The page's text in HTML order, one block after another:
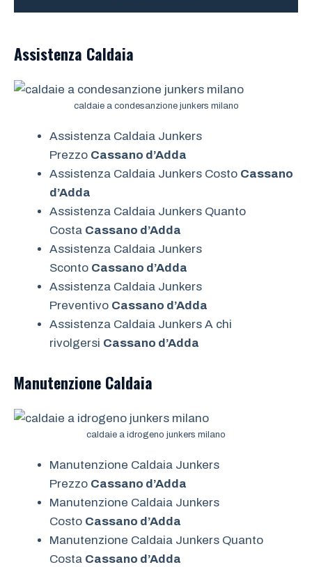
Assistenza Caldaia
caldaie a condesanzione junkers milano
Assistenza Caldaia Junkers
Prezzo Cassano d’Adda
Assistenza Caldaia Junkers Costo Cassano
d’Adda
Assistenza Caldaia Junkers Quanto
Costa Cassano d’Adda
Assistenza Caldaia Junkers
Sconto Cassano d’Adda
Assistenza Caldaia Junkers
Preventivo Cassano d’Adda
Assistenza Caldaia Junkers A chi
rivolgersi Cassano d’Adda
Manutenzione Caldaia
caldaie a idrogeno junkers milano
Manutenzione Caldaia Junkers
Prezzo Cassano d’Adda
Manutenzione Caldaia Junkers
Costo Cassano d’Adda
Manutenzione Caldaia Junkers Quanto
Costa Cassano d’Adda